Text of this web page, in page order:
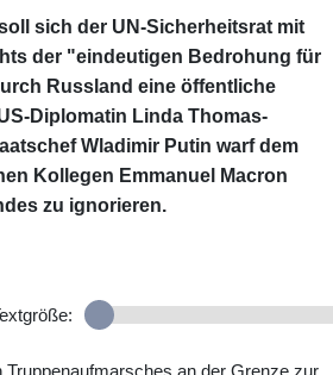
sich der UN-Sicherheitsrat mit
der "eindeutigen Bedrohung für
Russland eine öffentliche
Diplomatin Linda Thomas-
Wladimir Putin warf dem
Kollegen Emmanuel Macron
zu ignorieren.